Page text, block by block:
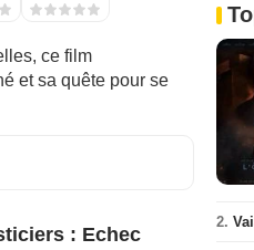
ce film
et sa quête pour se
: Echec
2.